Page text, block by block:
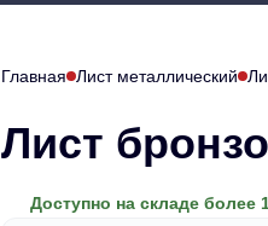
Главная Лист металлический
Лист
Доступно на складе более